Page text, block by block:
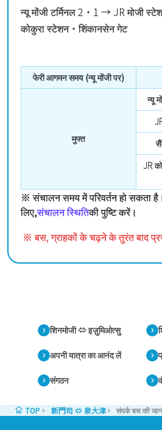
न्यू मोंजी टर्मिनल 2・1 → JR मोजी
कोकुरा स्टेशन・शिंकानसेन गेट
फेरी आगमन समय (न्यू मोंजी पर)
मुफ्त
न्यू
JR
※ संचालन समय में परिवर्तन हो सकता
लिए,संचालन स्थितिकी पुष्टि करें।
※ बस, ग्राहकों के चढ़ने के तुरंत बाद
शिनमोजी ⇔ इज़ुमिओत्सु
अपनी यात्रा का आनंद लें
संगठन
TOP 新門司 ⇔ 泉大津 संपर्क बस की